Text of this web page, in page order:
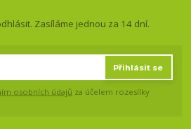
Zasíláme jednou za 14 dní.
Přihlásit se
osobních údajů za účelem rozesílky